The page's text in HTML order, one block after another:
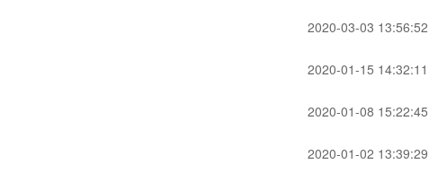
2020-03-03 13:56:52
2020-01-15 14:32:11
2020-01-08 15:22:45
2020-01-02 13:39:29